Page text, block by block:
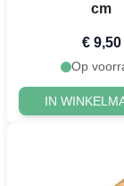
cm
€ 9,50
Op
IN